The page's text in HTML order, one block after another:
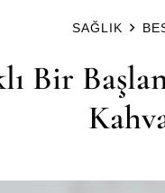
SAĞLIK
Bir